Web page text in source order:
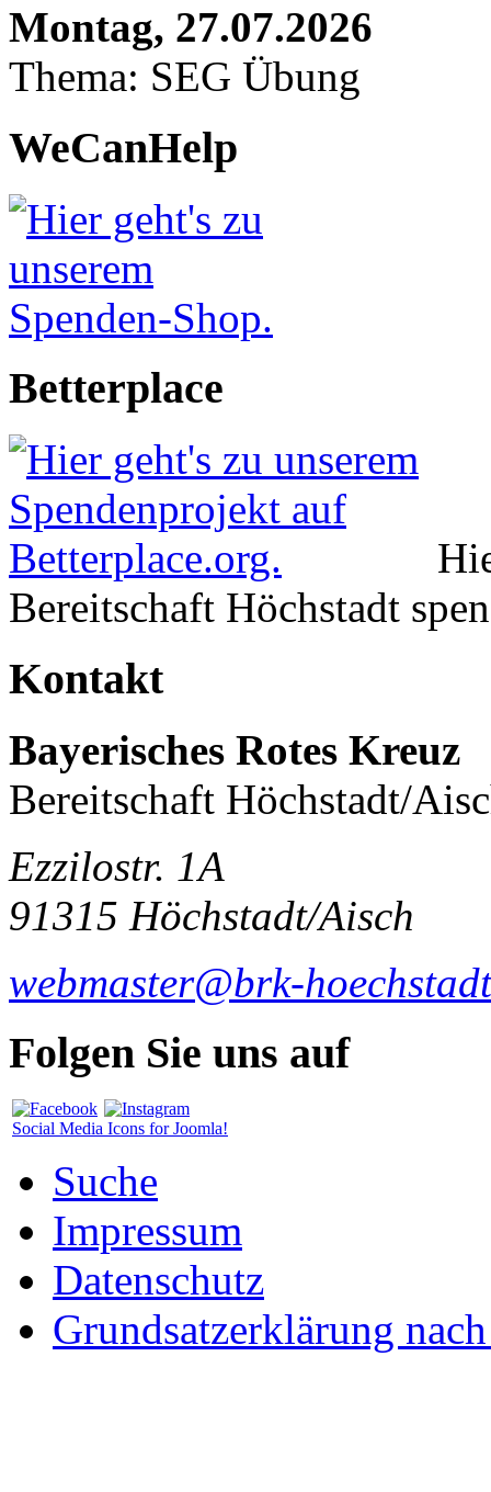
Montag, 27.07.2026
Thema: SEG Übung
WeCanHelp
Betterplace
Bereitschaft Höchstadt
Kontakt
Bayerisches Rotes Kreuz
Bereitschaft Höchstadt/
Ezzilostr. 1A
91315 Höchstadt/Aisch
webmaster@brk-
Folgen Sie uns auf
Social Media Icons for Joomla!
Suche
Impressum
Datenschutz
Grundsatzerklärung